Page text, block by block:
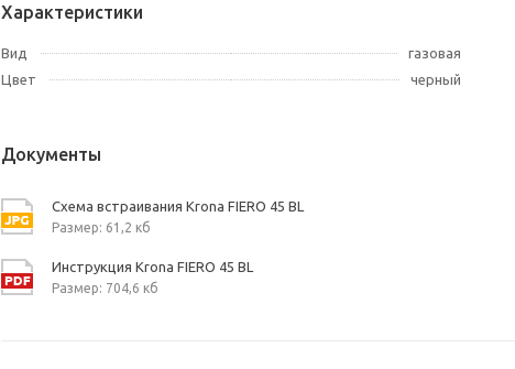
Характеристики
Вид
газовая
Цвет
черный
Документы
Схема встраивания Krona FIERO 45 BL
Размер: 61,2 кб
Инструкция Krona FIERO 45 BL
Размер: 704,6 кб